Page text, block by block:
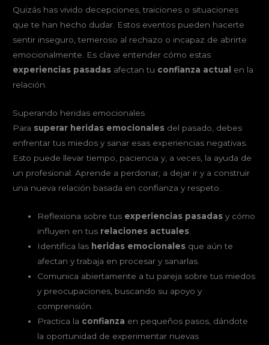
Quizás has vivido decepciones, traiciones o situaciones
que te han hecho dudar. Estos eventos pueden hacerte
sentir inseguro, temeroso al rechazo o incapaz de abrirte
emocionalmente. Es clave entender cómo estas
experiencias pasadas afectan tu confianza actual
en la
relación.
Superando heridas emocionales
Para superar heridas emocionales del pasado, debes
enfrentar tus miedos y sanar esas experiencias negativas.
Esto puede llevar tiempo, paciencia y, a veces, la ayuda de
un profesional. Aprende a perdonar, a dejar ir y a construir
una nueva relación basada en confianza y respeto.
Reflexiona sobre tus experiencias pasadas y cómo
influyen en tus relaciones actuales
Identifica las heridas emocionales que aún te
afectan y trabaja en procesar y sanarlas.
Comunica abiertamente a tu pareja sobre tus miedos
y preocupaciones, buscando su apoyo y
comprensión.
Practica la confianza en pequeños pasos, dándote
la oportunidad de experimentar nuevas